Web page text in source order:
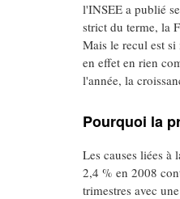
l'INSEE a publié
strict du terme, la
Mais le recul est
en effet en rien
l'année, la
Pourquoi la
Les causes liées
2,4 % en 2008
trimestres avec